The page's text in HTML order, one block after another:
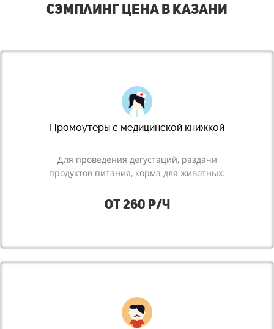
Сэмплинг цена в Казани
Промоутеры с медицинской книжкой
Для проведения дегустаций, раздачи
продуктов питания, корма для животных.
от 260 р/ч